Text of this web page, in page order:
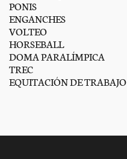
PONIS
ENGANCHES
VOLTEO
HORSEBALL
DOMA PARALÍMPICA
TREC
EQUITACIÓN DE TRABAJO